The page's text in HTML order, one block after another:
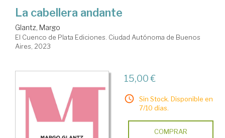
La cabellera andante
Glantz, Margo
El Cuenco de Plata Ediciones. Ciudad Autónoma de Buenos
Aires, 2023
15,00 €
Sin Stock. Disponible en
7/10 días.
COMPRAR